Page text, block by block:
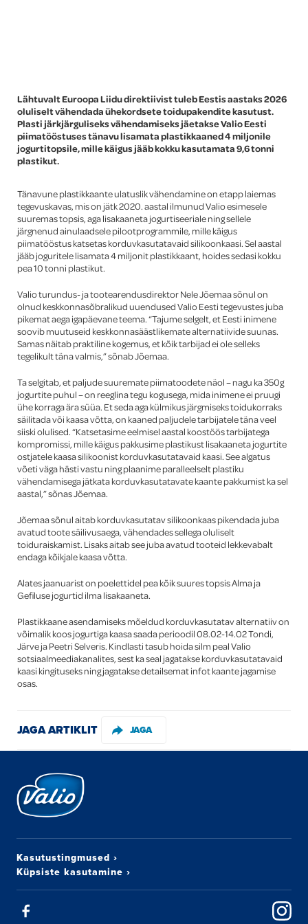
Lähtuvalt Euroopa Liidu direktiivist tuleb Eestis aastaks 2026
oluliselt vähendada ühekordsete toidupakendite kasutust.
Plasti järkjärguliseks vähendamiseks jäetakse Valio Eesti
piimatööstuses tänavu lisamata plastikkaaned 4 miljonile
jogurtitopsile, mille käigus jääb kokku kasutamata 9,6 tonni
plastikut.
Tänavune plastikkaante ulatuslik vähendamine on etapp laiemas
tegevuskavas, mis on jätk 2020. aastal ilmunud Valio esimesele
suuremas topsis, aga lisakaaneta jogurtiseeriale ning sellele
järgnenud ainulaadsele pilootprogrammile, mille käigus
piimatööstus katsetas korduvkasutatavaid silikoonkaasi. Sel aastal
jääb joguritele lisamata 4 miljonit plastikkaant, hoides sedasi kokku
pea 10 tonni plastikut.
Valio turundus- ja tootearendusdirektor Nele Jõemaa sõnul on
olnud keskkonnasõbralikud uuendused Valio Eesti tegevustes juba
pikemat aega igapäevane teema. “Tajume selgelt, et Eesti inimene
soovib muutuseid keskkonnasäästlikemate alternatiivide suunas.
Samas näitab praktiline kogemus, et kõik tarbijad ei ole selleks
tegelikult täna valmis,” sõnab Jõemaa.
Ta selgitab, et paljude suuremate piimatoodete näol – nagu ka 350g
jogurtite puhul – on reeglina tegu kogusega, mida inimene ei pruugi
ühe korraga ära süüa. Et seda aga külmikus järgmiseks toidukorraks
säilitada või kaasa võtta, on kaaned paljudele tarbijatele täna veel
siiski olulised. “Katsetasime eelmisel aastal koostöös tarbijatega
kompromissi, mille käigus pakkusime plastikust lisakaaneta jogurtite
ostjatele kaasa silikoonist korduvkasutatavaid kaasi. See algatus
võeti väga hästi vastu ning plaanime paralleelselt plastiku
vähendamisega jätkata korduvkasutatavate kaante pakkumist ka sel
aastal,” sõnas Jõemaa.
Jõemaa sõnul aitab korduvkasutatav silikoonkaas pikendada juba
avatud toote säilivusaega, vähendades sellega oluliselt
toiduraiskamist. Lisaks aitab see juba avatud tooteid lekkevabalt
endaga kõikjale kaasa võtta.
Alates jaanuarist on poelettidel pea kõik suures topsis Alma ja
Gefiluse jogurtid ilma lisakaaneta.
Plastikkaane asendamiseks mõeldud korduvkasutatav alternatiiv on
võimalik koos jogurtiga kaasa saada perioodil 08.02-14.02 Tondi,
Järve ja Peetri Selveris. Kindlasti tasub hoida silm peal Valio
sotsiaalmeediakanalites, sest ka seal jagatakse korduvkasutatavaid
kaasi kingituseks ning jagatakse detailsemat infot kaante jagamise
osas.
JAGA ARTIKLIT JAGA
Kasutustingmused ›
Küpsiste kasutamine ›